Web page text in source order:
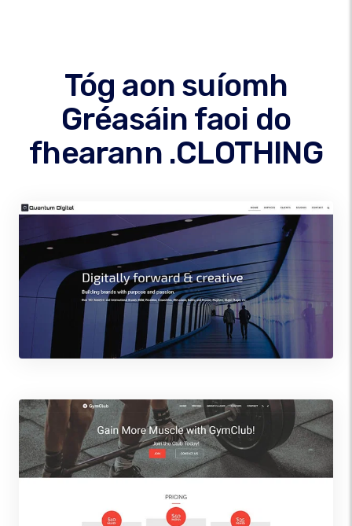
Tóg aon suíomh
Gréasáin faoi do
fhearann .CLOTHING